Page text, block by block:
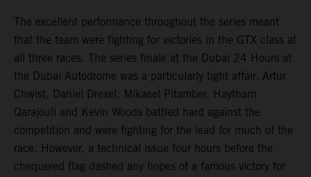
The excellent performance throughout the series meant
that the team were fighting for victories in the GTX class at
all three races. The series finale at the Dubai 24 Hours at
the Dubai Autodrome was a particularly tight affair. Artur
Chwist, Daniel Drexel, Mikaeel Pitamber, Haytham
Qarajouli and Kevin Woods battled hard against the
competition and were fighting for the lead for much of the
race. However, a technical issue four hours before the
chequered flag dashed any hopes of a famous victory for